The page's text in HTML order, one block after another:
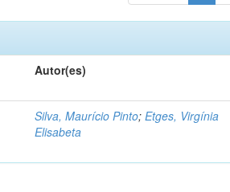
Autor(es)
Silva, Maurício Pinto;Etges, Virgínia
Elisabeta